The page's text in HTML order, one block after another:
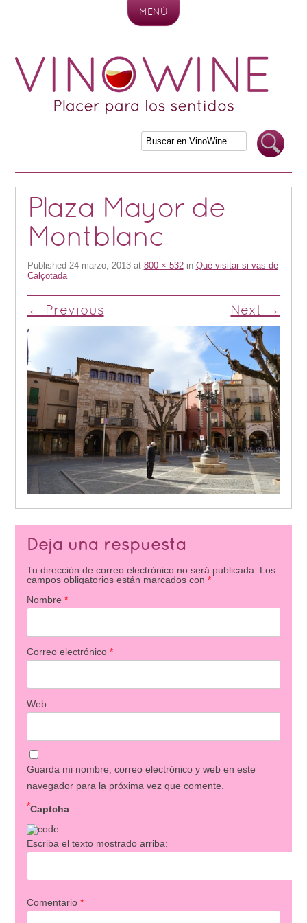
MENÚ
Plaza Mayor de
Montblanc
Published 24 marzo, 2013at 800 × 532in Qué visitar si vas de
Calçotada
← Previous Next →
Deja una respuesta
Tu dirección de correo electrónico no será publicada.
Los
campos obligatorios están marcados con *
Nombre *
Correo electrónico *
Web
Guarda mi nombre, correo electrónico y web en este
navegador para la próxima vez que comente.
Captcha
*
Escriba el texto mostrado arriba:
Comentario *